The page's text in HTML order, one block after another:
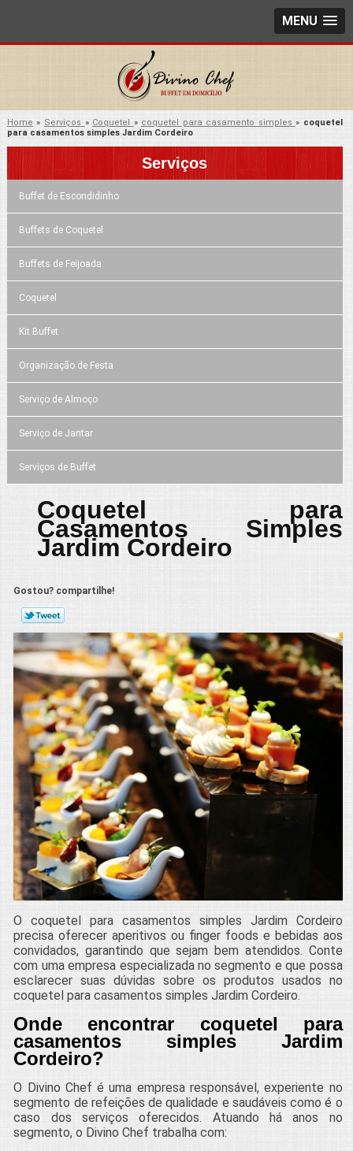
MENU
Home » Serviços » Coquetel » coquetel para casamento simples» coquetel
para casamentos simples Jardim Cordeiro
Serviços
Buffet de Escondidinho
Buffets de Coquetel
Buffets de Feijoada
Coquetel
Kit Buffet
Organização de Festa
Serviço de Almoço
Serviço de Jantar
Serviços de Buffet
Coquetel para
Casamentos Simples
Jardim Cordeiro
Gostou? compartilhe!
O coquetel para casamentos simples Jardim Cordeiro
precisa oferecer aperitivos ou finger foods e bebidas aos
convidados, garantindo que sejam bem atendidos. Conte
com uma empresa especializada no segmento e que possa
esclarecer suas dúvidas sobre os produtos usados no
coquetel para casamentos simples Jardim Cordeiro.
Onde encontrar coquetel para
casamentos simples Jardim
Cordeiro?
O Divino Chef é uma empresa responsável, experiente no
segmento de refeições de qualidade e saudáveis como é o
caso dos serviços oferecidos. Atuando há anos no
segmento, o Divino Chef trabalha com: